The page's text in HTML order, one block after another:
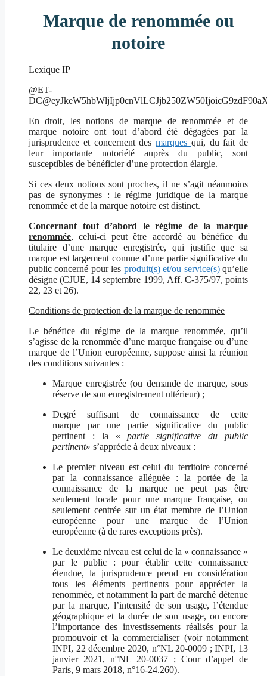
Marque de renommée ou
notoire
Lexique IP
@ET-
En droit, les notions de marque de renommée et de
marque notoire ont tout d’abord été dégagées par la
jurisprudence et concernent des marques qui, du fait de
leur importante notoriété auprès du public, sont
susceptibles de bénéficier d’une protection élargie.
Si ces deux notions sont proches, il ne s’agit néanmoins
pas de synonymes : le régime juridique de la marque
renommée et de la marque notoire est distinct.
Concernant tout d’abord le régime de la marque
renommée, celui-ci peut être accordé au bénéfice du
titulaire d’une marque enregistrée, qui justifie que sa
marque est largement connue d’une partie significative du
public concerné pour les produit(s) et/ou service(s)qu’elle
désigne (CJUE, 14 septembre 1999, Aff. C-375/97, points
22, 23 et 26).
Conditions de protection de la marque de renommée
Le bénéfice du régime de la marque renommée, qu’il
s’agisse de la renommée d’une marque française ou d’une
marque de l’Union européenne, suppose ainsi la réunion
des conditions suivantes :
Marque enregistrée (ou demande de marque, sous
réserve de son enregistrement ultérieur) ;
Degré suffisant de connaissance de cette
marque par une partie significative du public
pertinent : la «partie significative du public
pertinent» s’apprécie à deux niveaux :
Le premier niveau est celui du territoire concerné
par la connaissance alléguée : la portée de la
connaissance de la marque ne peut pas être
seulement locale pour une marque française, ou
seulement centrée sur un état membre de l’Union
européenne pour une marque de l’Union
européenne (à de rares exceptions près).
Le deuxième niveau est celui de la « connaissance »
par le public : pour établir cette connaissance
étendue, la jurisprudence prend en considération
tous les éléments pertinents pour apprécier la
renommée, et notamment la part de marché détenue
par la marque, l’intensité de son usage, l’étendue
géographique et la durée de son usage, ou encore
l’importance des investissements réalisés pour la
promouvoir et la commercialiser (voir notamment
INPI, 22 décembre 2020, n°NL 20-0009 ; INPI, 13
janvier 2021, n°NL 20-0037 ; Cour d’appel de
Paris, 9 mars 2018, n°16-24.260).